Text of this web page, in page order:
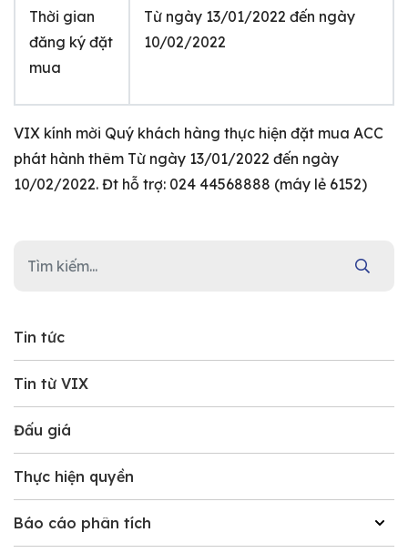
Tin tức
Tin từ VIX
Đấu giá
Thực hiện quyền
Báo cáo phân tích
Thời gian
đăng ký đặt
mua
Từ ngày 13/01/2022 đến ngày
10/02/2022
VIX kính mời Quý khách hàng thực hiện đặt mua ACC
phát hành thêm Từ ngày 13/01/2022 đến ngày
10/02/2022. Đt hỗ trợ: 024 44568888 (máy lẻ 6152)